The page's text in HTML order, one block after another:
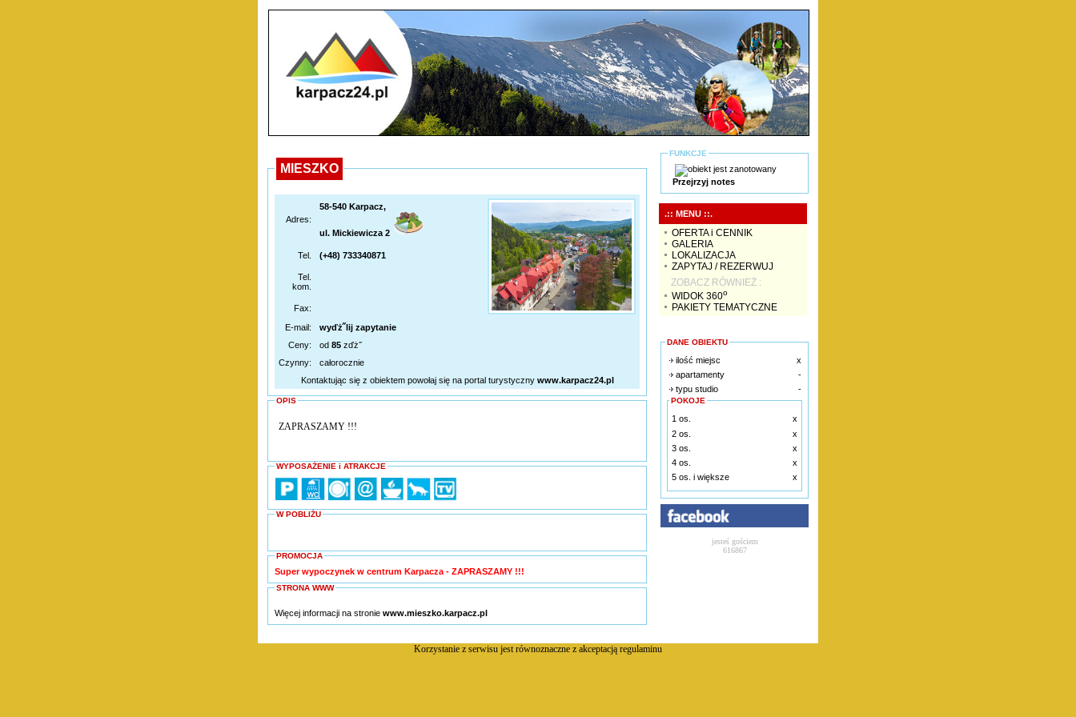
MIESZKO
Adres:
58-540 Karpacz,
ul. Mickiewicza 2
Tel. (+48) 733340871
Tel.
kom.
Fax:
E-mail:
wyďż˝lij zapytanie
Ceny:
od 85 zďż˝
Czynny:
całorocznie
Kontaktując się z obiektem powołaj się na portal turystyczny www.karpacz24.pl
OPIS
ZAPRASZAMY !!!
WYPOSAŻENIE i ATRAKCJE
W POBLIŻU
PROMOCJA
Super wypoczynek w centrum Karpacza - ZAPRASZAMY !!!
STRONA WWW
Więcej informacji na stronie www.mieszko.karpacz.pl
FUNKCJE
Przejrzyj notes
.:: MENU ::.
OFERTA i CENNIK
GALERIA
LOKALIZACJA
ZAPYTAJ / REZERWUJ
ZOBACZ RÓWNIEŻ :
WIDOK 360o
PAKIETY TEMATYCZNE
DANE OBIEKTU
ilość miejsc
x
apartamenty
-
typu studio
-
POKOJE
1 os.
x
2 os.
x
3 os.
x
4 os.
x
5 os. i większe
x
jesteś gościem
616867
Korzystanie z serwisu jest równoznaczne z akceptacją regulaminu